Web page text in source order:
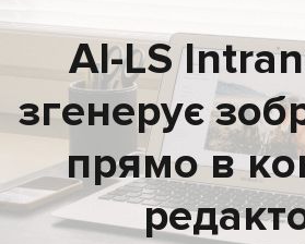
AI-LS
згенерує
прямо в